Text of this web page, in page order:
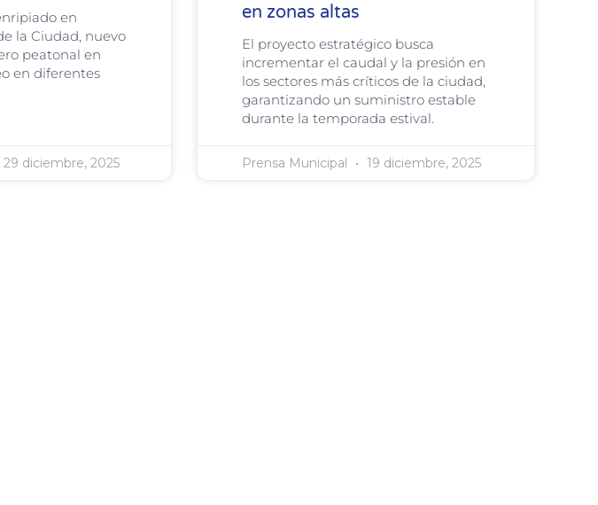
en
la Ciudad, nuevo
peatonal en
en diferentes
29 diciembre, 2025
en zonas altas
El proyecto estratégico busca
incrementar el caudal y la presión en
los sectores más críticos de la ciudad,
garantizando un suministro estable
durante la temporada estival.
Prensa Municipal 19 diciembre, 2025